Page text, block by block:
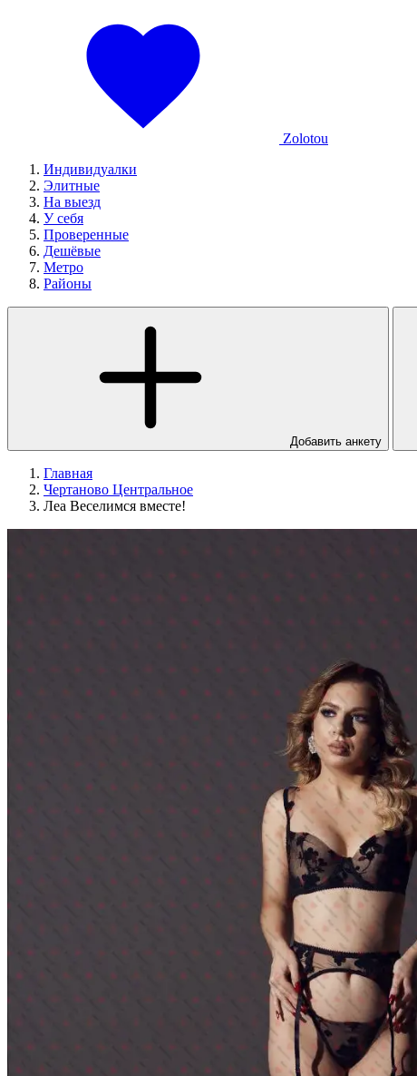
Zolotou
Индивидуалки
Элитные
На выезд
У себя
Проверенные
Дешёвые
Метро
Районы
Добавить анкету
Главная
Чертаново Центральное
Леа Веселимся вместе!